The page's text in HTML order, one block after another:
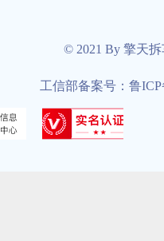
© 2021 By 擎天
工信部备案号：鲁